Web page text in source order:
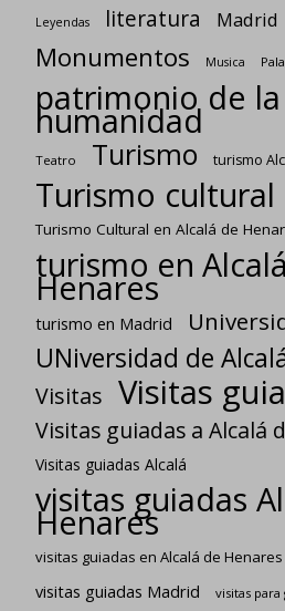
Leyendas literatura Madrid
Monumentos Musica
patrimonio de la
humanidad
Teatro Turismo turismo
Turismo cultural
Turismo Cultural en Alcalá de
turismo en
Henares
turismo en Madrid
UNiversidad de
Visitas Visitas
Visitas guiadas a Alcalá
Visitas guiadas Alcalá
visitas guiadas
Henares
visitas guiadas en Alcalá de Henares
visitas guiadas Madrid visitas